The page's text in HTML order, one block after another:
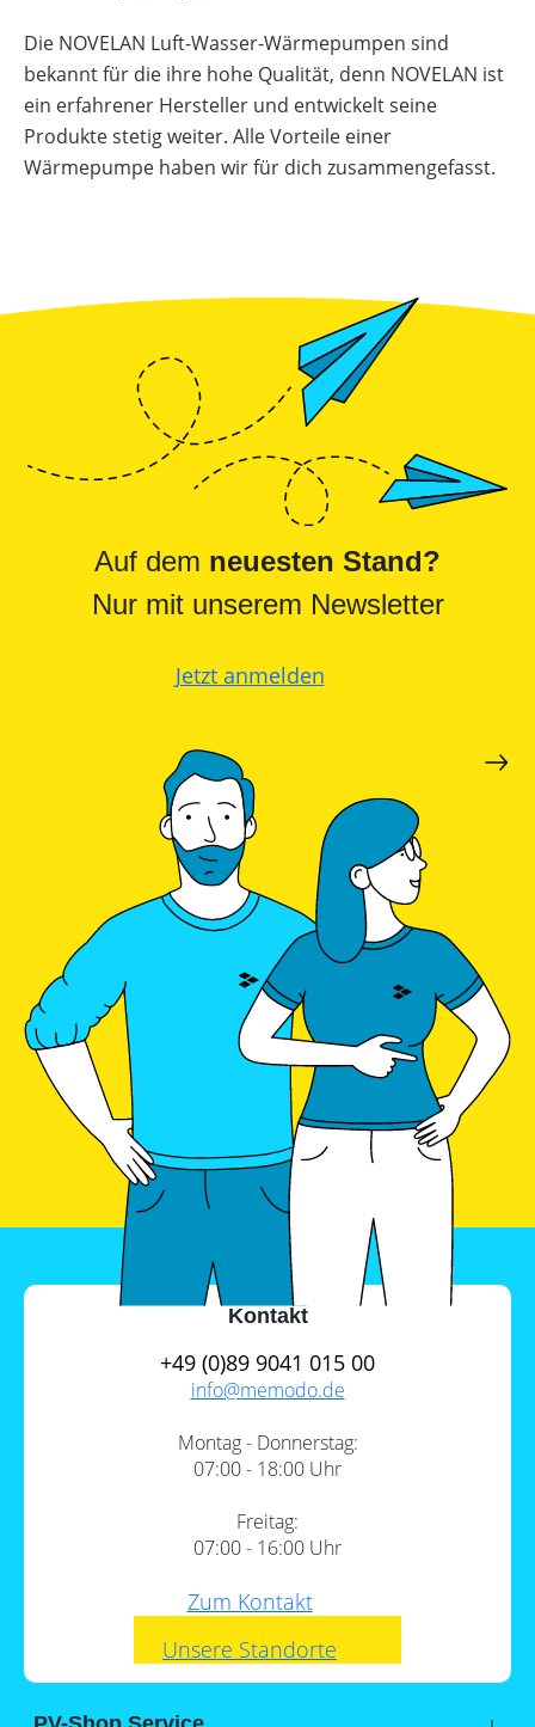
Die NOVELAN Luft-Wasser-Wärmepumpen sind
bekannt für die ihre hohe Qualität, denn NOVELAN ist
ein erfahrener Hersteller und entwickelt seine
Produkte stetig weiter. Alle Vorteile einer
Wärmepumpe haben wir für dich zusammengefasst.
Auf dem neuesten Stand?
Nur mit unserem Newsletter
Jetzt anmelden
Kontakt
+49 (0)89 9041 015 00
info@memodo.de
Montag - Donnerstag:
07:00 - 18:00 Uhr
Freitag:
07:00 - 16:00 Uhr
Zum Kontakt
Unsere Standorte